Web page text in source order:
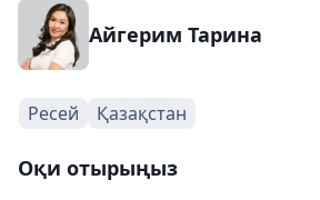
Айгерим Тарина
Ресей Қазақстан
Оқи отырыңыз